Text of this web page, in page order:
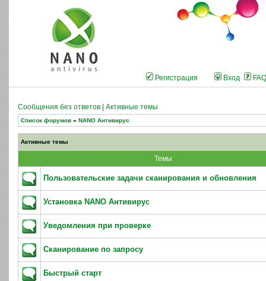
Регистрация Вход FAQ
Сообщения без ответов Активные темы
Список форумов » NANO Антивирус
Активные темы
Темы
Пользовательские задачи сканирования и обновления
Установка NANO Антивирус
Уведомления при проверке
Сканирование по запросу
Быстрый старт